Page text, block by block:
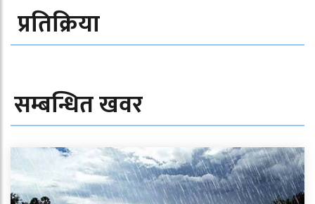
प्रतिक्रिया
सम्बन्धित खवर